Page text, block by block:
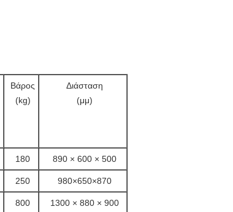
Βάρος
(kg)
Διάσταση
(μμ)
180 890 × 600 × 500
250 980×650×870
800 1300 × 880 × 900